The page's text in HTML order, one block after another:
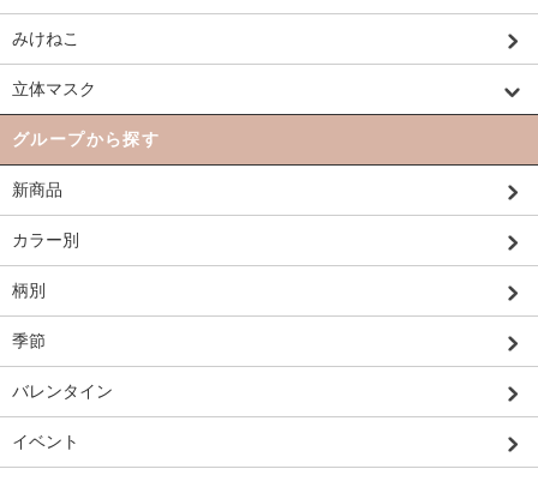
みけねこ
立体マスク
グループから探す
新商品
カラー別
柄別
季節
バレンタイン
イベント